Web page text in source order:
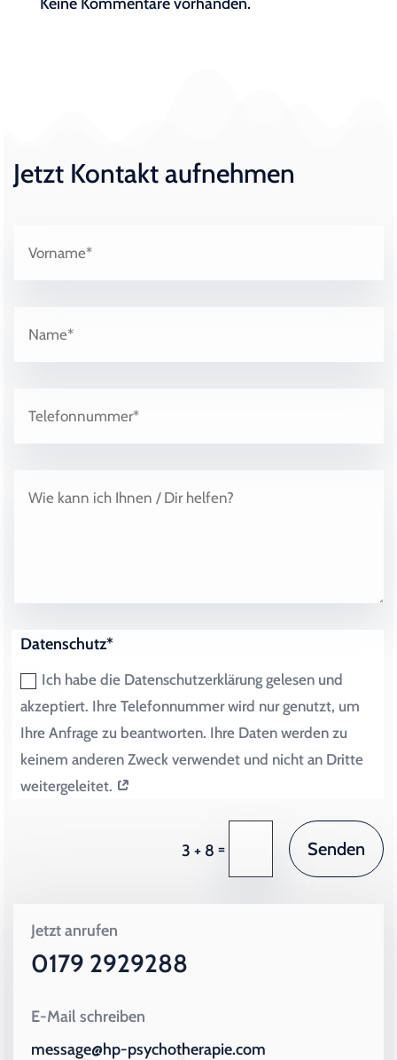
Jetzt Kontakt aufnehmen
Datenschutz*
Ich habe die Datenschutzerklärung gelesen und
akzeptiert. Ihre Telefonnummer wird nur genutzt, um
Ihre Anfrage zu beantworten. Ihre Daten werden zu
keinem anderen Zweck verwendet und nicht an Dritte
weitergeleitet.
3 + 8 = Senden
Jetzt anrufen
0179 2929288
E-Mail schreiben
message@hp-psychotherapie.com